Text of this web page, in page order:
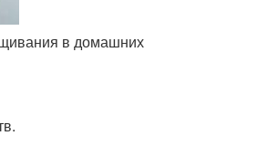
в домашних